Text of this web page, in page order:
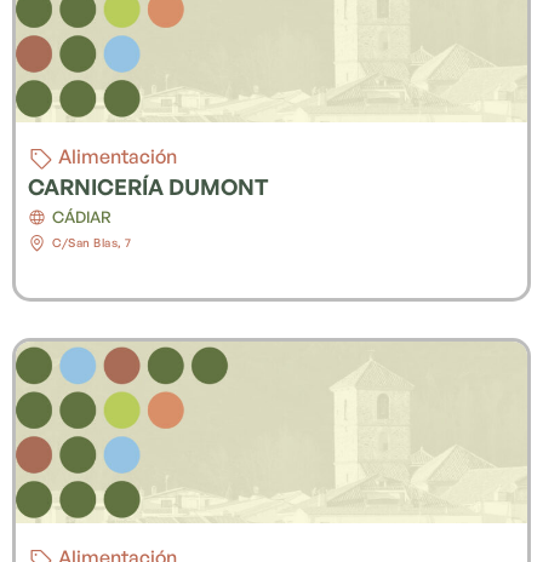
Alimentación
CARNICERÍA DUMONT
CÁDIAR
C/San Blas, 7